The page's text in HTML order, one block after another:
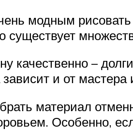
модным
существует
качественно –
и от мастера
материал
Особенно,